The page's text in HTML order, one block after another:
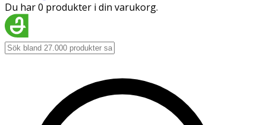
Du har 0 produkter i din varukorg.